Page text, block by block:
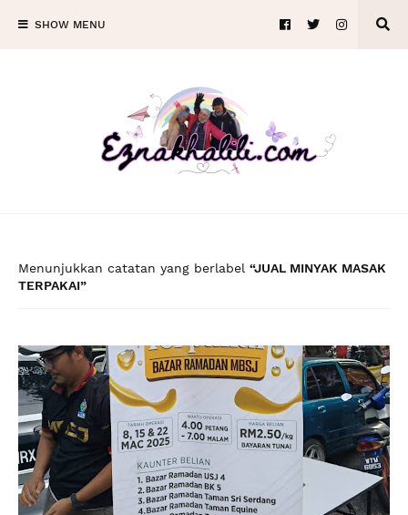
SHOW MENU
Menunjukkan catatan yang berlabel
JUAL MINYAK MASAK
TERPAKAI